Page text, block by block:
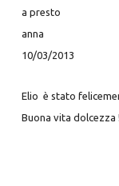
a presto
anna
10/03/2013
Elio è stato
Buona vita dolcezza !